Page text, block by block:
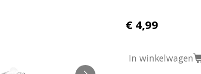
€ 4,99
In winkelwagen